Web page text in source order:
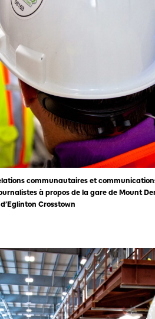
communautaires et
à propos de la gare de Mount
Crosstown